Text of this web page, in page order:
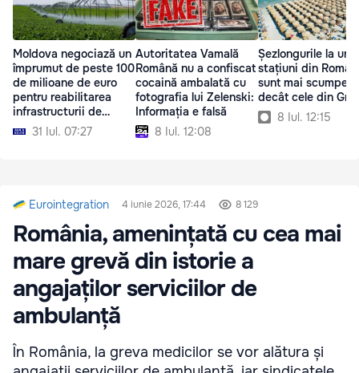
Moldova negociază un
împrumut de peste 100
de milioane de euro
pentru reabilitarea
infrastructurii de
irigare31 Iul. 07:27
Autoritatea Vamală
Română nu a confiscat
cocaină ambalată cu
fotografia lui Zelenski:
Informația e falsă
8 Iul. 12:08
Șezlongurile la
stațiuni din
sunt mai scumpe
decât cele din
8 Iul. 12:15
Eurointegration 4 iunie 2026, 17:44 8 129
România, amenințată cu cea mai
mare grevă din istorie a
angajaților serviciilor de
ambulanță
În România, la greva medicilor se vor alătura și